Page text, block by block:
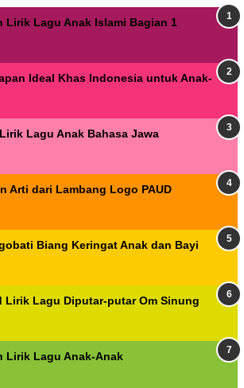
Lirik Lagu Anak Islami Bagian 1
Ideal Khas Indonesia untuk Anak-
Lagu Anak Bahasa Jawa
Arti dari Lambang Logo PAUD
Biang Keringat Anak dan Bayi
Lirik Lagu Diputar-putar Om Sinung
Lirik Lagu Anak-Anak